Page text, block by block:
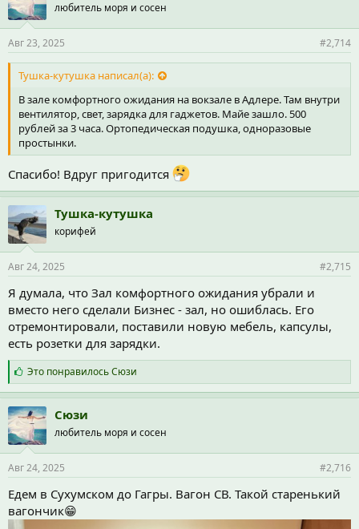
т
и
:
любитель моря и сосен
Авг 23, 2025 #2,714
Тушка-кутушка написал(а):
В зале комфортного ожидания на вокзале в Адлере. Там внутри
вентилятор, свет, зарядка для гаджетов. Майе зашло. 500
рублей за 3 часа. Ортопедическая подушка, одноразовые
простынки.
Спасибо! Вдруг пригодится
Тушка-кутушка
корифей
Авг 24, 2025 #2,715
Я думала, что Зал комфортного ожидания убрали и
вместо него сделали Бизнес - зал, но ошиблась. Его
отремонтировали, поставили новую мебель, капсулы,
есть розетки для зарядки.
С
и
м
п
а
т
и
:
Это понравилосьСюзи
Сюзи
любитель моря и сосен
Авг 24, 2025 #2,716
Едем в Сухумском до Гагры. Вагон СВ. Такой старенький
вагончик😁